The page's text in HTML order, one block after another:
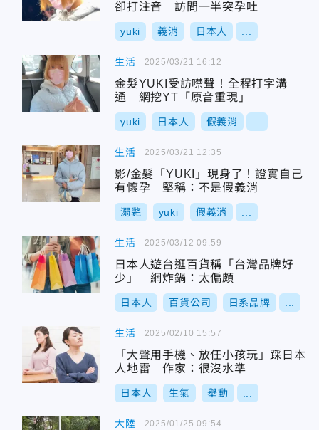
卻打注音 訪問一半突孕吐
yuki 義消 日本人
生活
金髮YUKI受訪噤聲！全程打字溝
通 網挖YT「原音重現」
yuki 日本人 假義消
2025/03/21 16:12
生活
影/金髮「YUKI」現身了！證實自己
有懷孕 堅稱：不是假義消
溺斃 yuki 假義消
2025/03/21 12:35
生活
日本人遊台逛百貨稱「台灣品牌好
少」 網炸鍋：太偏頗
日本人 百貨公司 日系品牌
2025/03/12 09:59
生活
「大聲用手機、放任小孩玩」踩日本
人地雷 作家：很沒水準
日本人 生氣 舉動
2025/02/10 15:57
大陸 2025/01/25 09:54